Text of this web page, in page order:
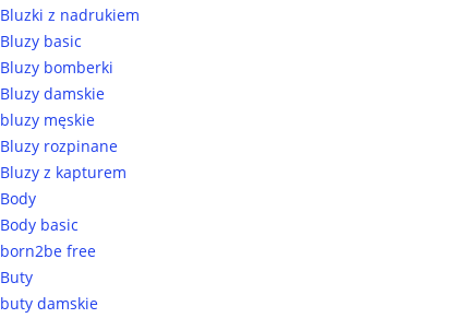
Bluzki z nadrukiem
Bluzy basic
Bluzy bomberki
Bluzy damskie
bluzy męskie
Bluzy rozpinane
Bluzy z kapturem
Body
Body basic
born2be free
Buty
buty damskie